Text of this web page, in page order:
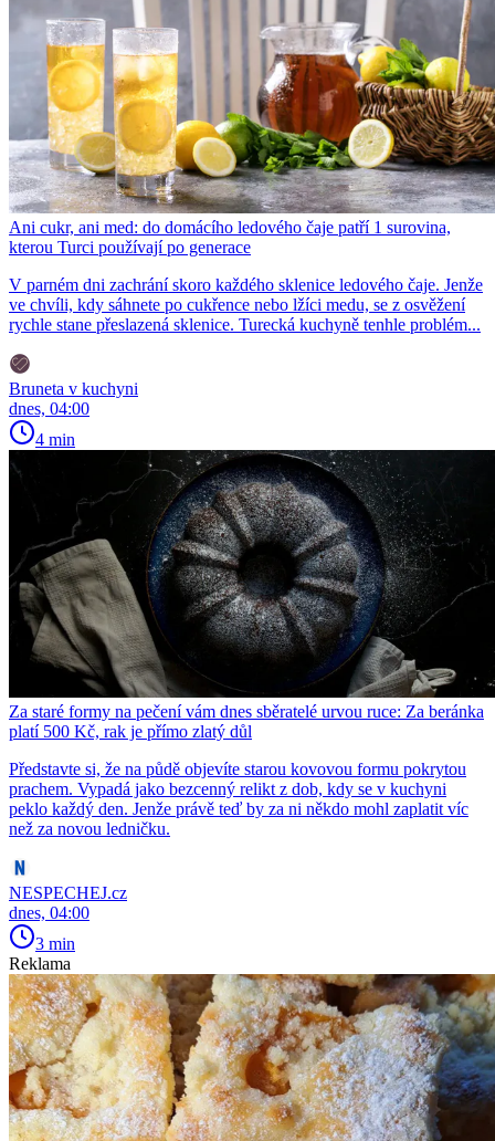
Ani cukr, ani med: do domácího ledového čaje patří 1 surovina,
kterou Turci používají po generace
V parném dni zachrání skoro každého sklenice ledového čaje. Jenže
ve chvíli, kdy sáhnete po cukřence nebo lžíci medu, se z osvěžení
rychle stane přeslazená sklenice. Turecká kuchyně tenhle problém...
Bruneta v kuchyni
dnes, 04:00
4 min
Za staré formy na pečení vám dnes sběratelé urvou ruce: Za beránka
platí 500 Kč, rak je přímo zlatý důl
Představte si, že na půdě objevíte starou kovovou formu pokrytou
prachem. Vypadá jako bezcenný relikt z dob, kdy se v kuchyni
peklo každý den. Jenže právě teď by za ni někdo mohl zaplatit víc
než za novou ledničku.
NESPECHEJ.cz
dnes, 04:00
3 min
Reklama